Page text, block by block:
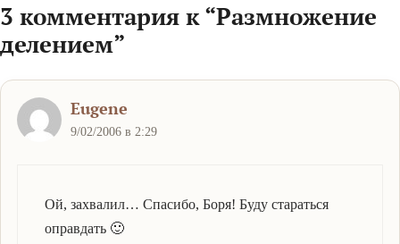
3 комментария к “Размножение
делением”
Eugene
9/02/2006 в 2:29
Ой, захвалил… Спасибо, Боря! Буду стараться
оправдать 🙂